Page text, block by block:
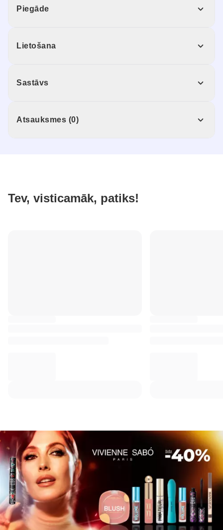
Piegāde
Lietošana
Sastāvs
Atsauksmes (0)
Tev, visticamāk, patiks!